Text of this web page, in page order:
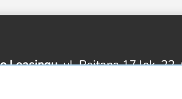
Leasingu,ul. Rejtana 17 lok. 22,